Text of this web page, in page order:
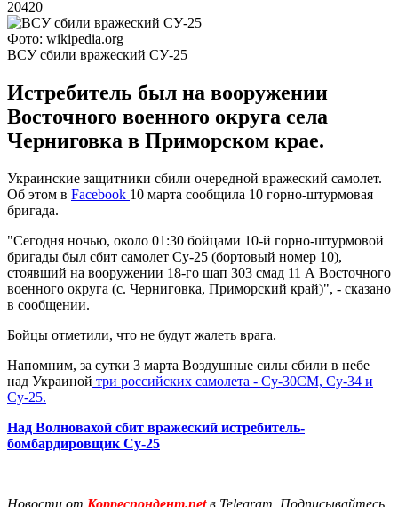
20420
Фото: wikipedia.org
ВСУ сбили вражеский СУ-25
Истребитель был на вооружении
Восточного военного округа села
Черниговка в Приморском крае.
Украинские защитники сбили очередной вражеский самолет.
Об этом в Facebook 10 марта сообщила 10 горно-штурмовая
бригада.
"Сегодня ночью, около 01:30 бойцами 10-й горно-штурмовой
бригады был сбит самолет Су-25 (бортовый номер 10),
стоявший на вооружении 18-го шап 303 смад 11 А Восточного
военного округа (с. Черниговка, Приморский край)", - сказано
в сообщении.
Бойцы отметили, что не будут жалеть врага.
Напомним, за сутки 3 марта Воздушные силы сбили в небе
над Украиной три российских самолета - Су-30СМ, Су-34 и
Су-25.
Над Волновахой сбит вражеский истребитель-
бомбардировщик Су-25
Новости от Корреспондент.netв Telegram. Подписывайтесь